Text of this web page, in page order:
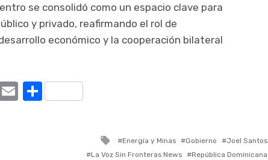
se consolidó como un espacio clave para
y privado, reafirmando el rol de
económico y la cooperación bilateral
EmailCompartir
Tagged
with
Energía y Minas Gobierno
Joel Santos
La Voz Sin Fronteras News
República Dominicana